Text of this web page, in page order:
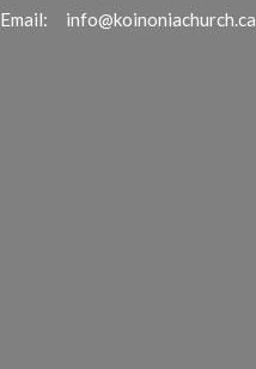
Email: info@koinoniachurch.ca